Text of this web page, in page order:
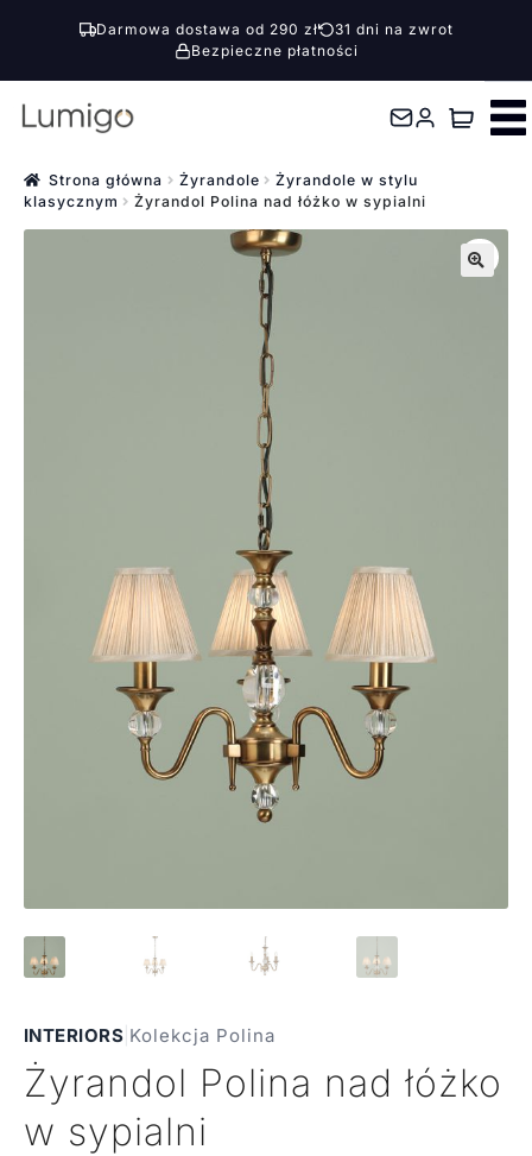
Darmowa dostawa od 290 zł
31 dni na zwrot
Bezpieczne płatności
Przejdź
nawigacji
Przejdź
treści Strona główna Żyrandole
Żyrandole w stylu
klasycznym
Żyrandol Polina nad łóżko w sypialni
INTERIORS Kolekcja Polina
Żyrandol Polina nad łóżko
w sypialni